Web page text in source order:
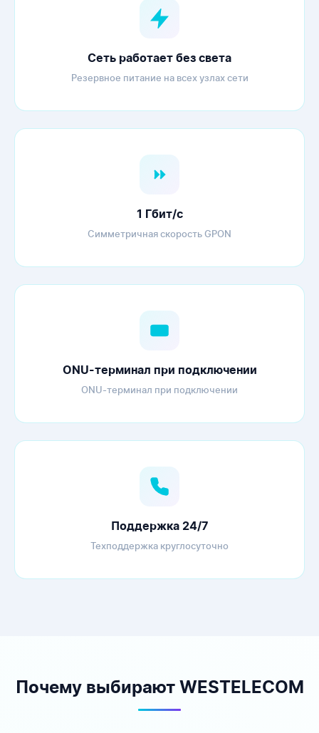
Сеть работает без света
Резервное питание на всех узлах сети
1 Гбит/с
Симметричная скорость GPON
ONU-терминал при подключении
ONU-терминал при подключении
Поддержка 24/7
Техподдержка круглосуточно
Почему выбирают WESTELECOM